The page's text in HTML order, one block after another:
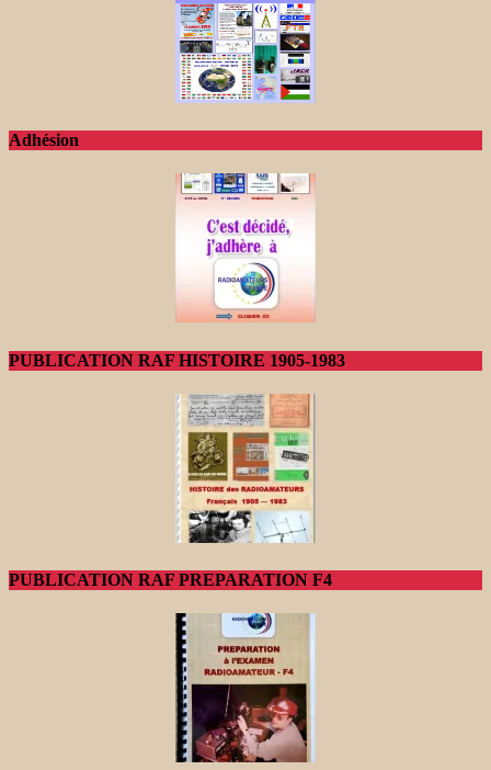
Adhésion
PUBLICATION RAF HISTOIRE 1905-1983
PUBLICATION RAF PREPARATION F4